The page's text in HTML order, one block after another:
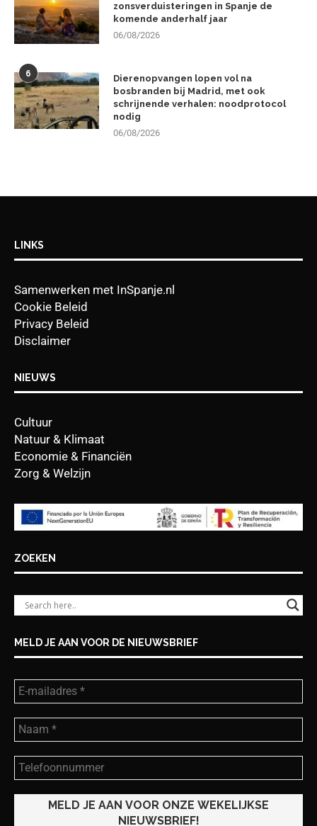
zonsverduisteringen in Spanje de
komende anderhalf jaar
06/08/2026
6
Dierenopvangen lopen vol na
bosbranden bij Madrid, met ook
schrijnende verhalen: noodprotocol
nodig
06/08/2026
LINKS
Samenwerken met InSpanje.nl
Cookie Beleid
Privacy Beleid
Disclaimer
NIEUWS
Cultuur
Natuur & Klimaat
Economie & Financiën
Zorg & Welzijn
ZOEKEN
MELD JE AAN VOOR DE NIEUWSBRIEF